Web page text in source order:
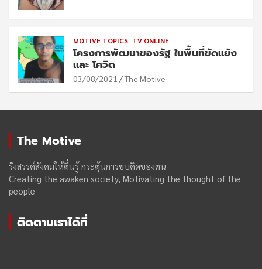
MOTIVE TOPICS TV ONLINE
โครงการพัฒนาของรัฐ ในพื้นที่ขัดแย้ง
และ โควิด
03/08/2021 The Motive
The Motive
รังสรรค์สังคมให้ตื่นรู้ กระตุ้นการขบคิดของฅน
Creating the awaken society, Motivating the thought of the
people
ติดตามเราได้ที่